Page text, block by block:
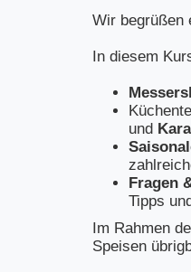
Wir begrüßen
In diesem
und
Fragen
Tipps
Im Rahmen
Speisen